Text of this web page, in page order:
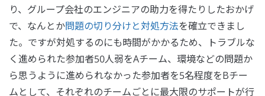
り、グループ会社のエンジニアの助力を得たりしたおかげ
で、なんとか問題の切り分けと対処方法を確立できまし
た。ですが対処するのにも時間がかかるため、トラブルな
く進められた参加者50人弱をAチーム、環境などの問題か
ら思うように進められなかった参加者を5名程度をBチー
ムとして、それぞれのチームごとに最大限のサポートが行